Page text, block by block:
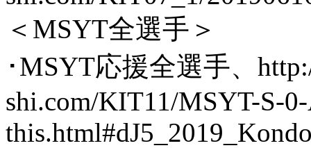
＜MSYT全選手＞
･MSYT応援全選手、
shi.com/KIT11/MSYT-S-